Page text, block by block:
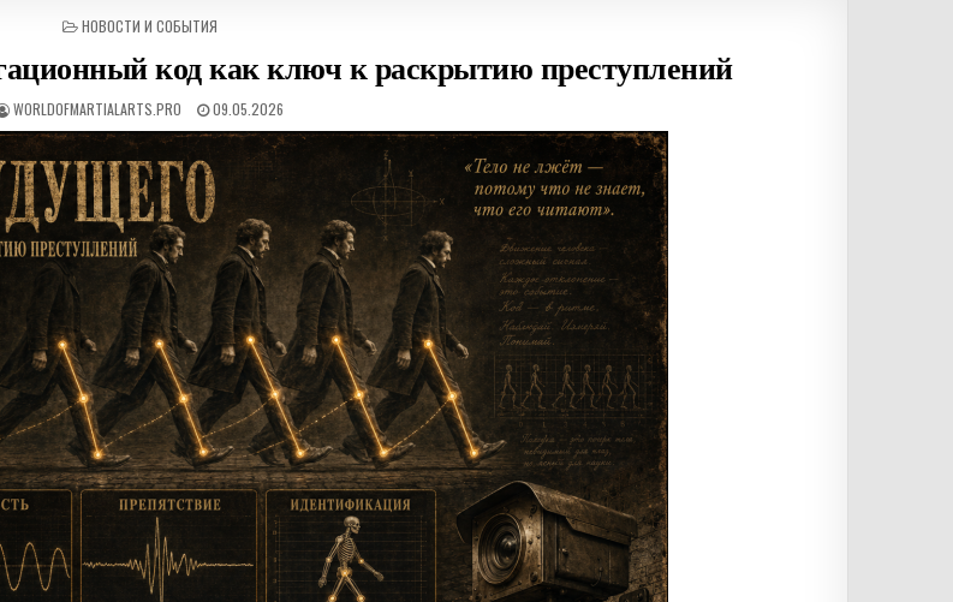
ОПУБЛИКОВАНО В
НОВОСТИ И СОБЫТИЯ
код как ключ к раскрытию преступлений
АВТОР:
WORLDOFMARTIALARTS.PRO ДАТА ПУБЛИКАЦИИ:
09.05.2026